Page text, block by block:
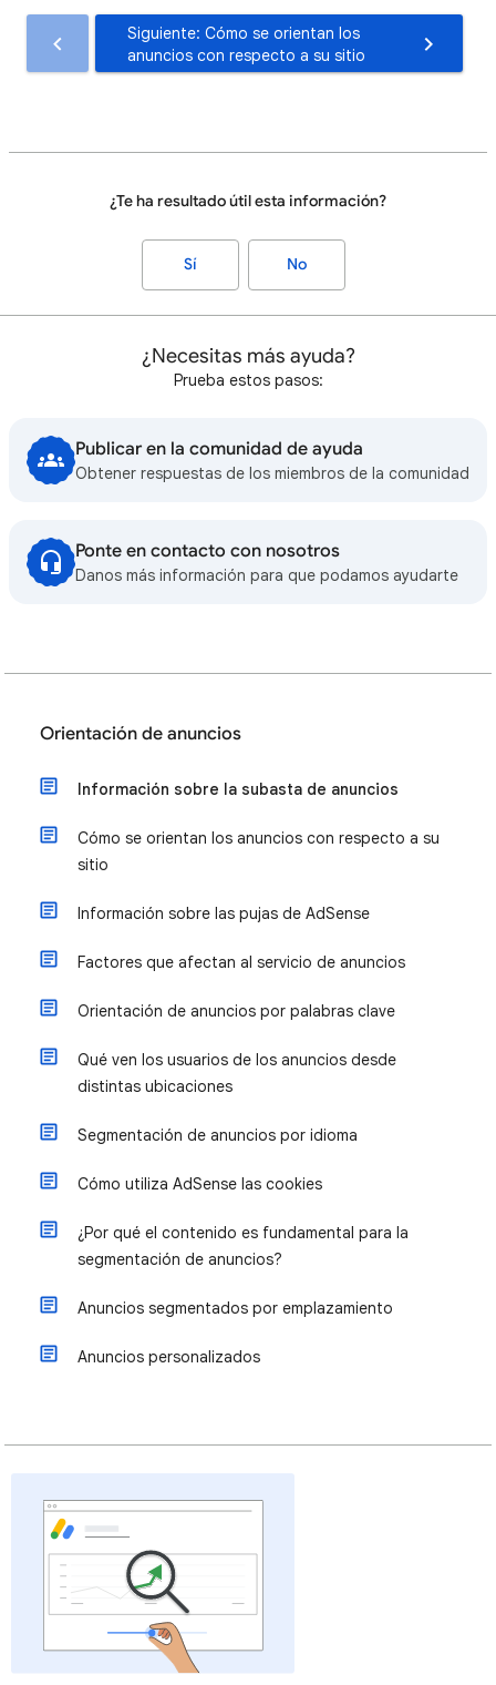
Siguiente: Cómo se orientan los
anuncios con respecto a su sitio
¿Te ha resultado útil esta información?
Sí No
¿Necesitas más ayuda?
Prueba estos pasos:
Publicar en la comunidad de ayuda
Obtener respuestas de los miembros de la comunidad
Ponte en contacto con nosotros
Danos más información para que podamos ayudarte
Orientación de anuncios
Información sobre la subasta de anuncios
Cómo se orientan los anuncios con respecto a su
sitio
Información sobre las pujas de AdSense
Factores que afectan al servicio de anuncios
Orientación de anuncios por palabras clave
Qué ven los usuarios de los anuncios desde
distintas ubicaciones
Segmentación de anuncios por idioma
Cómo utiliza AdSense las cookies
¿Por qué el contenido es fundamental para la
segmentación de anuncios?
Anuncios segmentados por emplazamiento
Anuncios personalizados